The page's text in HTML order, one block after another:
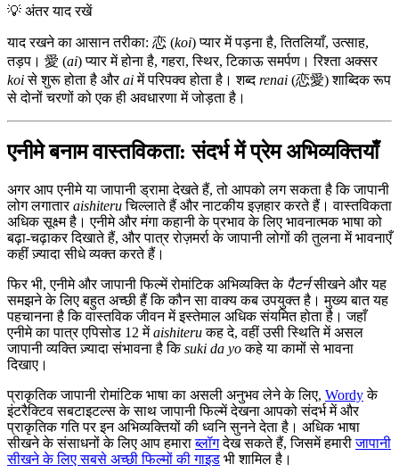
💡 अंतर याद रखें
याद रखने का आसान तरीका: 恋 (koi) प्यार में पड़ना है, तितलियाँ, उत्साह,
तड़प। 愛 (ai) प्यार में होना है, गहरा, स्थिर, टिकाऊ समर्पण। रिश्ता अक्सर
koiसे शुरू होता है औरaiमें परिपक्व होता है। शब्दrenai (恋愛) शाब्दिक रूप
से दोनों चरणों को एक ही अवधारणा में जोड़ता है।
एनीमे बनाम वास्तविकता: संदर्भ में प्रेम अभिव्यक्तियाँ
अगर आप एनीमे या जापानी ड्रामा देखते हैं, तो आपको लग सकता है कि जापानी
लोग लगातारaishiteruचिल्लाते हैं और नाटकीय इज़हार करते हैं। वास्तविकता
अधिक सूक्ष्म है। एनीमे और मंगा कहानी के प्रभाव के लिए भावनात्मक भाषा को
बढ़ा-चढ़ाकर दिखाते हैं, और पात्र रोज़मर्रा के जापानी लोगों की तुलना में भावनाएँ
कहीं ज़्यादा सीधे व्यक्त करते हैं।
फिर भी, एनीमे और जापानी फिल्में रोमांटिक अभिव्यक्ति के पैटर्नसीखने और यह
समझने के लिए बहुत अच्छी हैं कि कौन सा वाक्य कब उपयुक्त है। मुख्य बात यह
पहचानना है कि वास्तविक जीवन में इस्तेमाल अधिक संयमित होता है। जहाँ
एनीमे का पात्र एपिसोड 12 मेंaishiteruकह दे, वहीं उसी स्थिति में असल
जापानी व्यक्ति ज़्यादा संभावना है किsuki da yoकहे या कामों से भावना
दिखाए।
प्राकृतिक जापानी रोमांटिक भाषा का असली अनुभव लेने के लिए, Wordyके
इंटरैक्टिव सबटाइटल्स के साथ जापानी फिल्में देखना आपको संदर्भ में और
प्राकृतिक गति पर इन अभिव्यक्तियों की ध्वनि सुनने देता है। अधिक भाषा
सीखने के संसाधनों के लिए आप हमाराब्लॉगदेख सकते हैं, जिसमें हमारीजापानी
सीखने के लिए सबसे अच्छी फिल्मों की गाइड भी शामिल है।